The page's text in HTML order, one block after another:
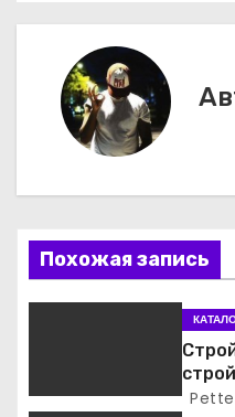
в
ц
и
я
о
Похожая запись